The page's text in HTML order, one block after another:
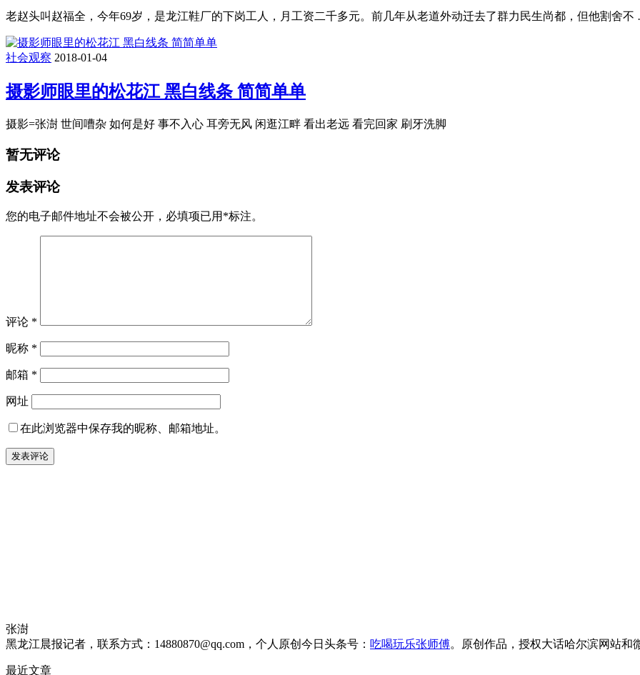
老赵头叫赵福全，今年69岁，是龙江鞋厂的下岗工人，月工资二千多元。前几年从老道外动迁去了群力民生尚都，但他割舍
社会观察 2018-01-04
摄影师眼里的松花江 黑白线条 简简单单
摄影=张澍 世间嘈杂 如何是好 事不入心 耳旁无风 闲逛江畔 看出老远 看完回家 刷牙洗脚
暂无评论
发表评论
您的电子邮件地址不会被公开， 必填项已用 *标注。
评论 *
昵称 *
邮箱 *
网址
在此浏览器中保存我的昵称、邮箱地址。
张澍
黑龙江晨报记者，联系方式：14880870@qq.com，个人原创今日头条号： 吃喝玩乐张师傅。原创作品，授权大话哈尔滨网站和
最近文章